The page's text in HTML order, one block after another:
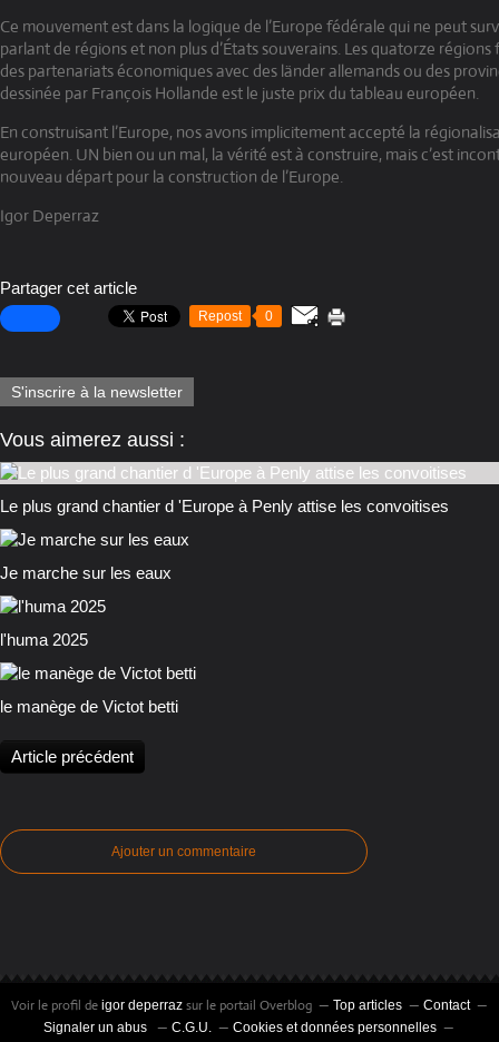
Ce mouvement est dans la logique de l’Europe fédérale qui ne peut
parlant de régions et non plus d’États souverains. Les quatorze
des partenariats économiques avec des länder allemands ou des
dessinée par François Hollande est le juste prix du tableau européen.
En construisant l’Europe, nos avons implicitement accepté la
européen. UN bien ou un mal, la vérité est à construire, mais c’est
nouveau départ pour la construction de l’Europe.
Igor Deperraz
Partager cet article
Repost 0
S'inscrire à la newsletter
Vous aimerez aussi :
Le plus grand chantier d 'Europe à Penly attise les convoitises
Je marche sur les eaux
l'huma 2025
le manège de Victot betti
Article précédent
Ajouter un commentaire
Voir le profil de igor deperraz sur le portail Overblog Top articles
Contact
Signaler un abus
C.G.U. Cookies et données personnelles